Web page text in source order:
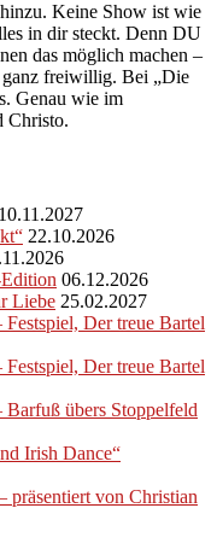
Keine Show ist wie
in dir steckt. Denn DU
das möglich machen –
freiwillig. Bei „Die
Genau wie im
Christo.
10.11.2027
22.10.2026
06.12.2026
Liebe 25.02.2027
Der treue Bartel
Der treue Bartel
übers Stoppelfeld
Irish Dance“
von Christian